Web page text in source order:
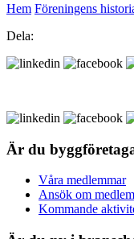
Hem Föreningens
Dela:
Är du
Våra medlemmar
Ansök om
Kommande